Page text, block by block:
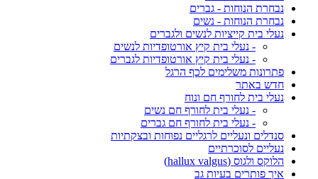
נבחרת הנוחות - גברים
נבחרת הנוחות - נשים
נעלי בית קייציות לנשים ולגברים
- נעלי בית קיץ אורטופדיות לנשים
- נעלי בית קיץ אורטופדיות לגברים
פתרונות משלימים לכף הרגל
חדש באתר
נעלי בית לחורף חם ונוח
- נעלי בית לחורף חם נשים
- נעלי בית לחורף חם גברים
סנדלים ונעליים לרגליים נפוחות ובצקתיות
נעליים לסוכרתיים
הלוקס ולגוס (hallux valgus)
איך פותרים בעיות גב